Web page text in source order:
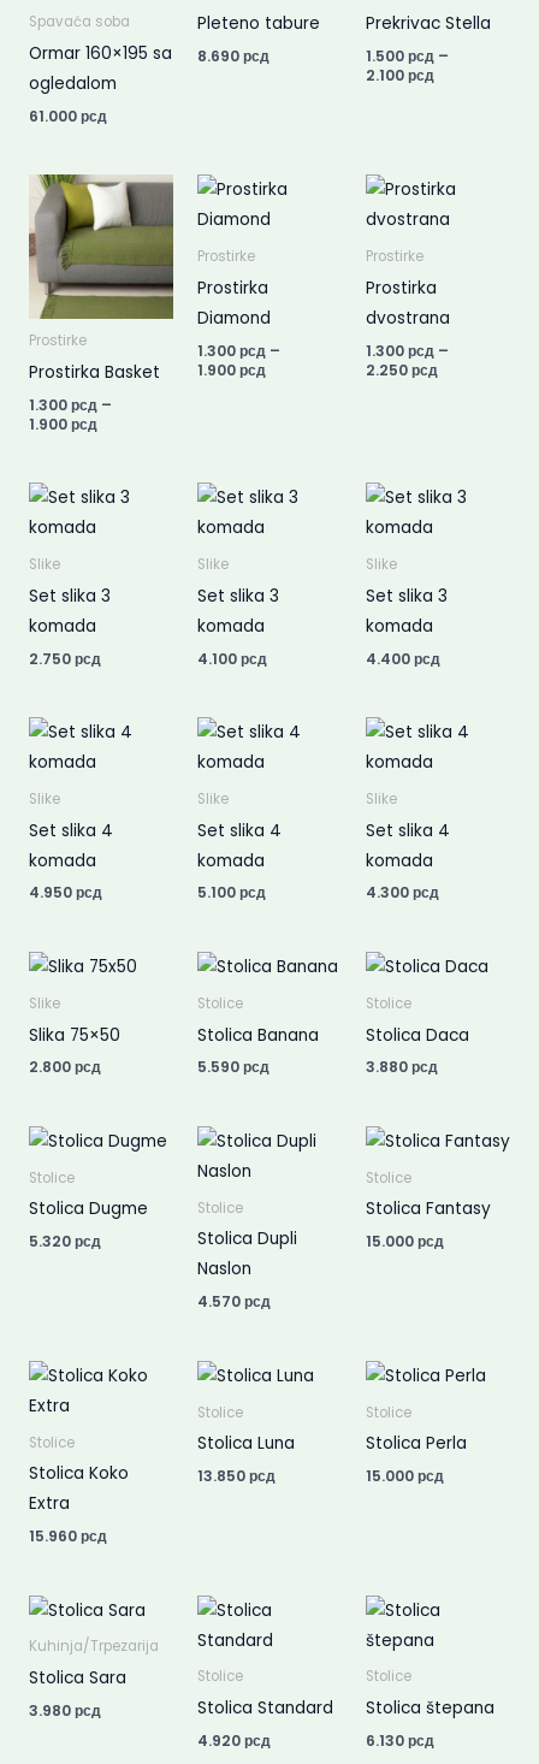
Spavaća soba
Ormar 160×195 sa
ogledalom
61.000рсд
Pleteno tabure
8.690рсд
Prekrivac Stella
1.500рсд –
2.100рсд
2.100 рсд
Prostirke
Prostirka Basket
1.300рсд –
1.900рсд
Price
range:
1.300 рсд
1.900 рсд
Prostirke
Prostirka
Diamond
1.300рсд –
1.900рсд
Price
range:
1.300 рсд
Prostirke
Prostirka
dvostrana
1.300рсд –
2.250рсд
Price
range:
1.300 рсд
Slike
Set slika 3
komada
2.750рсд
Slike
Set slika 3
komada
4.100рсд
Slike
Set slika 3
komada
4.400рсд
Slike
Set slika 4
komada
4.950рсд
Slike
Set slika 4
komada
5.100рсд
Slike
Set slika 4
komada
4.300рсд
Slike
Slika 75×50
2.800рсд
Stolice
Stolica Banana
5.590рсд
Stolice
Stolica Daca
3.880рсд
Stolice
Stolica Dugme
5.320рсд
Stolice
Stolica Dupli
Naslon
4.570рсд
Stolice
Stolica Fantasy
15.000рсд
Stolice
Stolica Koko
Extra
15.960рсд
Stolice
Stolica Luna
13.850рсд
Stolice
Stolica Perla
15.000рсд
Kuhinja/Trpezarija
Stolica Sara
3.980рсд
Stolice
Stolica Standard
4.920рсд
Stolice
Stolica štepana
6.130рсд